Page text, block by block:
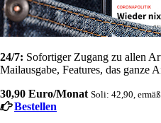
24/7: Sofortiger Zugang zu allen
Mailausgabe, Features, das ganze
30,90 Euro/Monat Soli: 42,90,
Bestellen